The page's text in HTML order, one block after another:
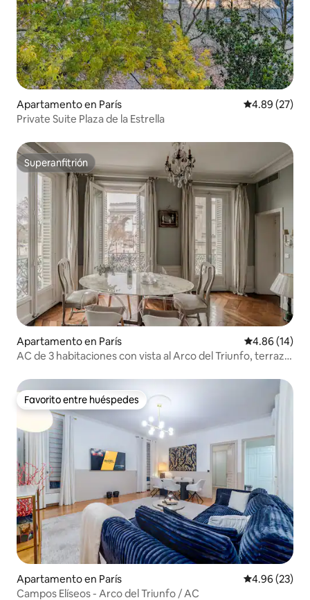
Apartamento en París Calificación
4.89 (27)
Private Suite Plaza de la Estrella
Superanfitrión
Superanfitrión
Apartamento en París Calificación
4.86 (14)
AC de 3 habitaciones con vista al Arco del Triunfo, terraza
Favorito entre huéspedes
Favorito entre huéspedes
Apartamento en París Calificación
4.96 (23)
Campos Elíseos - Arco del Triunfo / AC